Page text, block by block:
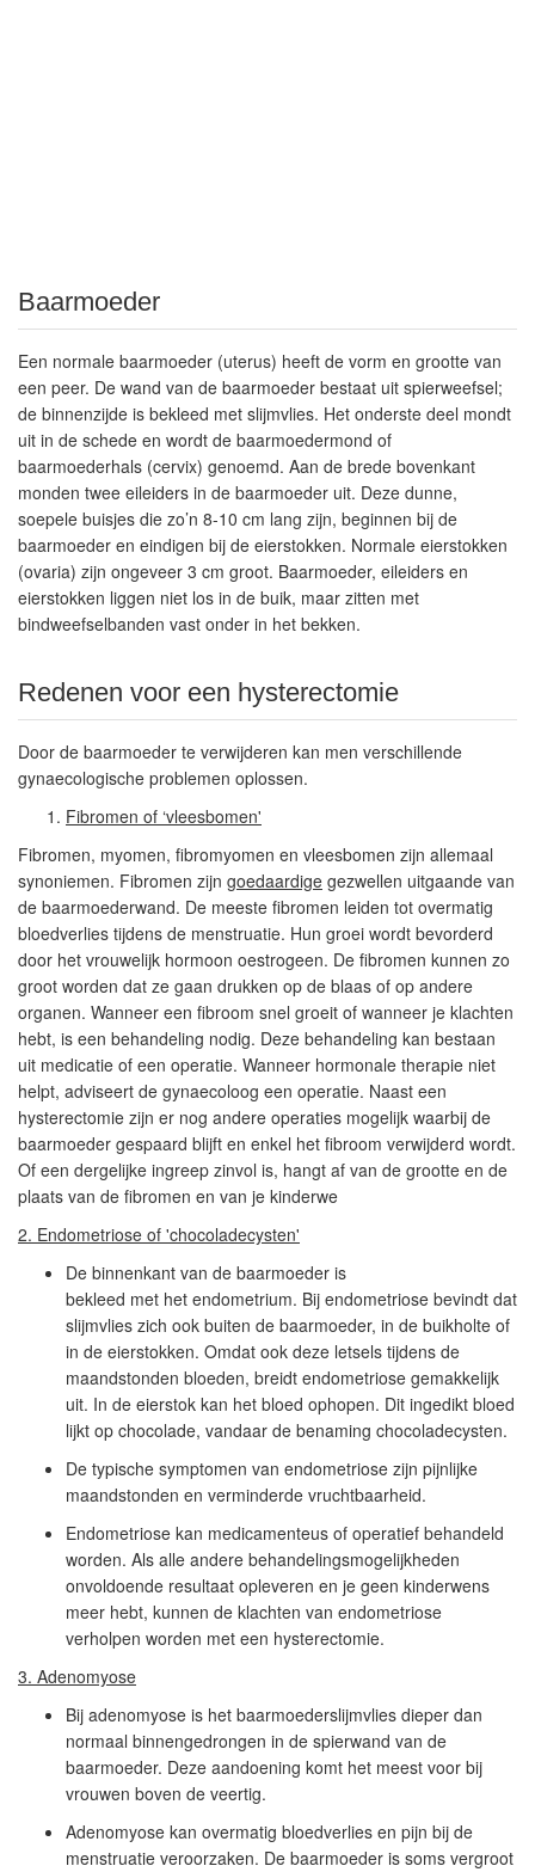
Baarmoeder
Een normale baarmoeder (uterus) heeft de vorm en grootte van
een peer. De wand van de baarmoeder bestaat uit spierweefsel;
de binnenzijde is bekleed met slijmvlies. Het onderste deel mondt
uit in de schede en wordt de baarmoedermond of
baarmoederhals (cervix) genoemd. Aan de brede bovenkant
monden twee eileiders in de baarmoeder uit. Deze dunne,
soepele buisjes die zo’n 8-10 cm lang zijn, beginnen bij de
baarmoeder en eindigen bij de eierstokken. Normale eierstokken
(ovaria) zijn ongeveer 3 cm groot. Baarmoeder, eileiders en
eierstokken liggen niet los in de buik, maar zitten met
bindweefselbanden vast onder in het bekken.
Redenen voor een hysterectomie
Door de baarmoeder te verwijderen kan men verschillende
gynaecologische problemen oplossen.
Fibromen of ‘vleesbomen'
Fibromen, myomen, fibromyomen en vleesbomen zijn allemaal
synoniemen. Fibromen zijn goedaardige gezwellen uitgaande van
de baarmoederwand. De meeste fibromen leiden tot overmatig
bloedverlies tijdens de menstruatie. Hun groei wordt bevorderd
door het vrouwelijk hormoon oestrogeen. De fibromen kunnen zo
groot worden dat ze gaan drukken op de blaas of op andere
organen. Wanneer een fibroom snel groeit of wanneer je klachten
hebt, is een behandeling nodig. Deze behandeling kan bestaan
uit medicatie of een operatie. Wanneer hormonale therapie niet
helpt, adviseert de gynaecoloog een operatie. Naast een
hysterectomie zijn er nog andere operaties mogelijk waarbij de
baarmoeder gespaard blijft en enkel het fibroom verwijderd wordt.
Of een dergelijke ingreep zinvol is, hangt af van de grootte en de
plaats van de fibromen en van je kinderwe
2. Endometriose of 'chocoladecysten'
De binnenkant van de baarmoeder is
bekleed met het endometrium. Bij endometriose bevindt dat
slijmvlies zich ook buiten de baarmoeder, in de buikholte of
in de eierstokken. Omdat ook deze letsels tijdens de
maandstonden bloeden, breidt endometriose gemakkelijk
uit. In de eierstok kan het bloed ophopen. Dit ingedikt bloed
lijkt op chocolade, vandaar de benaming chocoladecysten.
De typische symptomen van endometriose zijn pijnlijke
maandstonden en verminderde vruchtbaarheid.
Endometriose kan medicamenteus of operatief behandeld
worden. Als alle andere behandelingsmogelijkheden
onvoldoende resultaat opleveren en je geen kinderwens
meer hebt, kunnen de klachten van endometriose
verholpen worden met een hysterectomie.
3. Adenomyose
Bij adenomyose is het baarmoederslijmvlies dieper dan
normaal binnengedrongen in de spierwand van de
baarmoeder. Deze aandoening komt het meest voor bij
vrouwen boven de veertig.
Adenomyose kan overmatig bloedverlies en pijn bij de
menstruatie veroorzaken. De baarmoeder is soms vergroot